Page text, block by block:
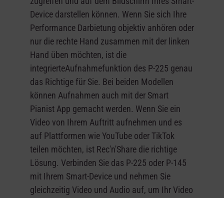
Device darstellen können. Wenn Sie sich Ihre
Performance Darbietung objektiv anhören oder
nur die rechte Hand zusammen mit der linken
Hand üben möchten, ist die
integrierteAufnahmefunktion des P-225 genau
das Richtige für Sie. Bei beiden Modellen
können Aufnahmen auch mit der Smart
Pianist App gemacht werden. Wenn Sie ein
Video von Ihrem Auftritt aufnehmen und es
auf Plattformen wie YouTube oder TikTok
teilen möchten, ist Rec'n'Share die richtige
Lösung. Verbinden Sie das P-225 oder P-145
mit Ihrem Smart-Device und nehmen Sie
gleichzeitig Video und Audio auf, um Ihr Video